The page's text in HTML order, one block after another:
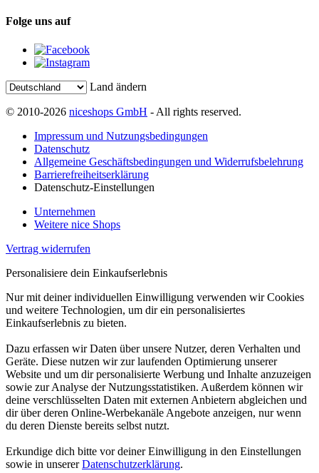
Folge uns auf
Land ändern
© 2010-2026 niceshops GmbH - All rights reserved.
Impressum und Nutzungsbedingungen
Datenschutz
Allgemeine Geschäftsbedingungen und Widerrufsbelehrung
Barrierefreiheitserklärung
Datenschutz-Einstellungen
Unternehmen
Weitere nice Shops
Vertrag widerrufen
Personalisiere dein Einkaufserlebnis
Nur mit deiner individuellen Einwilligung verwenden wir Cookies
und weitere Technologien, um dir ein personalisiertes
Einkaufserlebnis zu bieten.
Dazu erfassen wir Daten über unsere Nutzer, deren Verhalten und
Geräte. Diese nutzen wir zur laufenden Optimierung unserer
Website und um dir personalisierte Werbung und Inhalte anzuzeigen
sowie zur Analyse der Nutzungsstatistiken. Außerdem können wir
deine verschlüsselten Daten mit externen Anbietern abgleichen und
dir über deren Online-Werbekanäle Angebote anzeigen, nur wenn
du deren Dienste bereits selbst nutzt.
Erkundige dich bitte vor deiner Einwilligung in den Einstellungen
sowie in unsererDatenschutzerklärung.